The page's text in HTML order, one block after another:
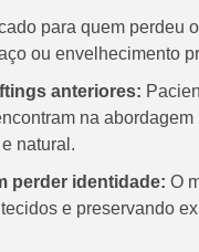
para quem perdeu
ou envelhecimento
anteriores:
na
natural.
perder identidade: O
e preservando